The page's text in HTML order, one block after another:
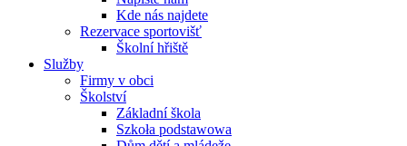
Kde nás najdete
Rezervace sportovišť
Školní hřiště
Služby
Firmy v obci
Školství
Základní škola
Szkoła podstawowa